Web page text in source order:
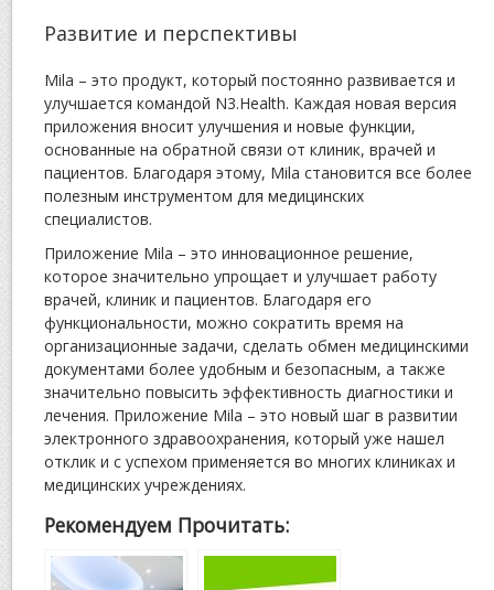
Развитие и перспективы
Mila – это продукт, который постоянно развивается и
улучшается командой N3.Health. Каждая новая версия
приложения вносит улучшения и новые функции,
основанные на обратной связи от клиник, врачей и
пациентов. Благодаря этому, Mila становится все более
полезным инструментом для медицинских
специалистов.
Приложение Mila – это инновационное решение,
которое значительно упрощает и улучшает работу
врачей, клиник и пациентов. Благодаря его
функциональности, можно сократить время на
организационные задачи, сделать обмен медицинскими
документами более удобным и безопасным, а также
значительно повысить эффективность диагностики и
лечения. Приложение Mila – это новый шаг в развитии
электронного здравоохранения, который уже нашел
отклик и с успехом применяется во многих клиниках и
медицинских учреждениях.
Рекомендуем Прочитать: